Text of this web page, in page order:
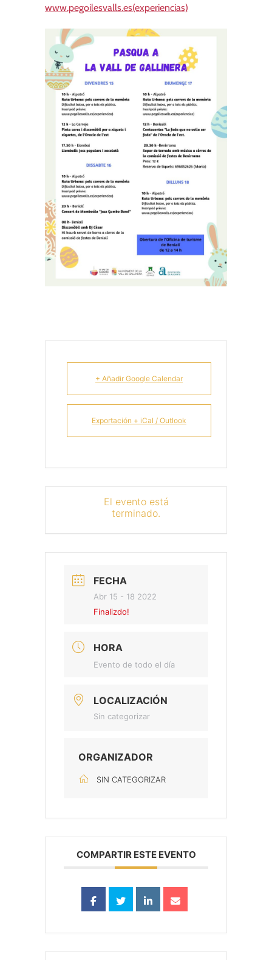
www.pegoilesvalls.es(experiencias)
+ Añadir Google Calendar
Exportación + iCal / Outlook
El evento está
terminado.
FECHA
Abr 15 - 18 2022
Finalizdo!
HORA
Evento de todo el día
LOCALIZACIÓN
Sin categorizar
ORGANIZADOR
SIN CATEGORIZAR
COMPARTIR ESTE EVENTO